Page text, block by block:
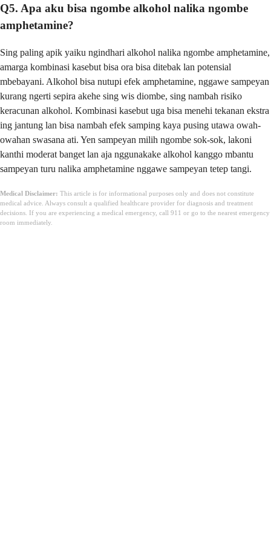
Q5. Apa aku bisa ngombe alkohol nalika ngombe
amphetamine?
Sing paling apik yaiku ngindhari alkohol nalika ngombe amphetamine,
amarga kombinasi kasebut bisa ora bisa ditebak lan potensial
mbebayani. Alkohol bisa nutupi efek amphetamine, nggawe sampeyan
kurang ngerti sepira akehe sing wis diombe, sing nambah risiko
keracunan alkohol. Kombinasi kasebut uga bisa menehi tekanan ekstra
ing jantung lan bisa nambah efek samping kaya pusing utawa owah-
owahan swasana ati. Yen sampeyan milih ngombe sok-sok, lakoni
kanthi moderat banget lan aja nggunakake alkohol kanggo mbantu
sampeyan turu nalika amphetamine nggawe sampeyan tetep tangi.
Medical Disclaimer: This article is for informational purposes only and does not constitute
medical advice. Always consult a qualified healthcare provider for diagnosis and treatment
decisions. If you are experiencing a medical emergency, call 911 or go to the nearest emergency
room immediately.